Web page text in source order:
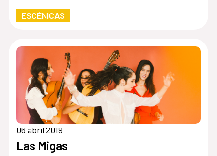
ESCÉNICAS
06 abril 2019
Las Migas